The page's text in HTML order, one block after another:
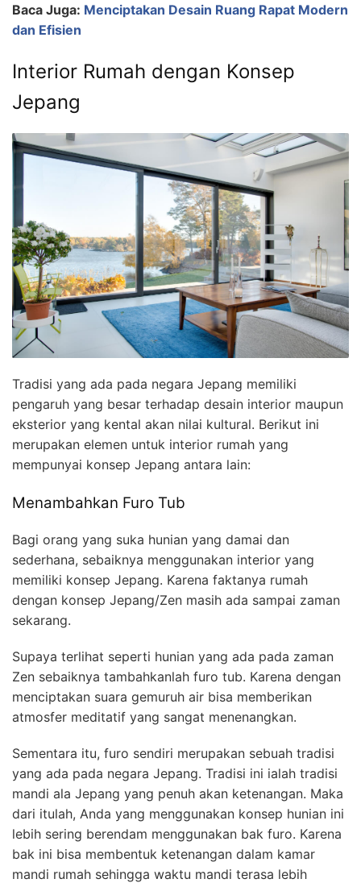
Baca Juga: Menciptakan Desain Ruang Rapat Modern
dan Efisien
Interior Rumah dengan Konsep
Jepang
Tradisi yang ada pada negara Jepang memiliki
pengaruh yang besar terhadap desain interior maupun
eksterior yang kental akan nilai kultural. Berikut ini
merupakan elemen untuk interior rumah yang
mempunyai konsep Jepang antara lain:
Menambahkan Furo Tub
Bagi orang yang suka hunian yang damai dan
sederhana, sebaiknya menggunakan interior yang
memiliki konsep Jepang. Karena faktanya rumah
dengan konsep Jepang/Zen masih ada sampai zaman
sekarang.
Supaya terlihat seperti hunian yang ada pada zaman
Zen sebaiknya tambahkanlah furo tub. Karena dengan
menciptakan suara gemuruh air bisa memberikan
atmosfer meditatif yang sangat menenangkan.
Sementara itu, furo sendiri merupakan sebuah tradisi
yang ada pada negara Jepang. Tradisi ini ialah tradisi
mandi ala Jepang yang penuh akan ketenangan. Maka
dari itulah, Anda yang menggunakan konsep hunian ini
lebih sering berendam menggunakan bak furo. Karena
bak ini bisa membentuk ketenangan dalam kamar
mandi rumah sehingga waktu mandi terasa lebih